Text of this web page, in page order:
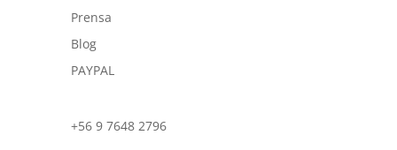
Prensa
Blog
PAYPAL
+56 9 7648 2796